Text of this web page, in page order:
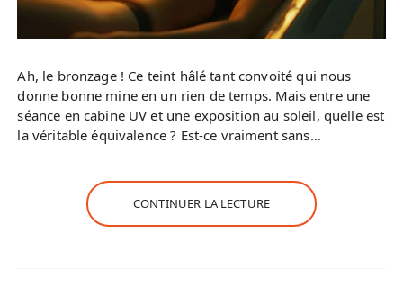
Ah, le bronzage ! Ce teint hâlé tant convoité qui nous
donne bonne mine en un rien de temps. Mais entre une
séance en cabine UV et une exposition au soleil, quelle est
la véritable équivalence ? Est-ce vraiment sans…
CONTINUER LA LECTURE